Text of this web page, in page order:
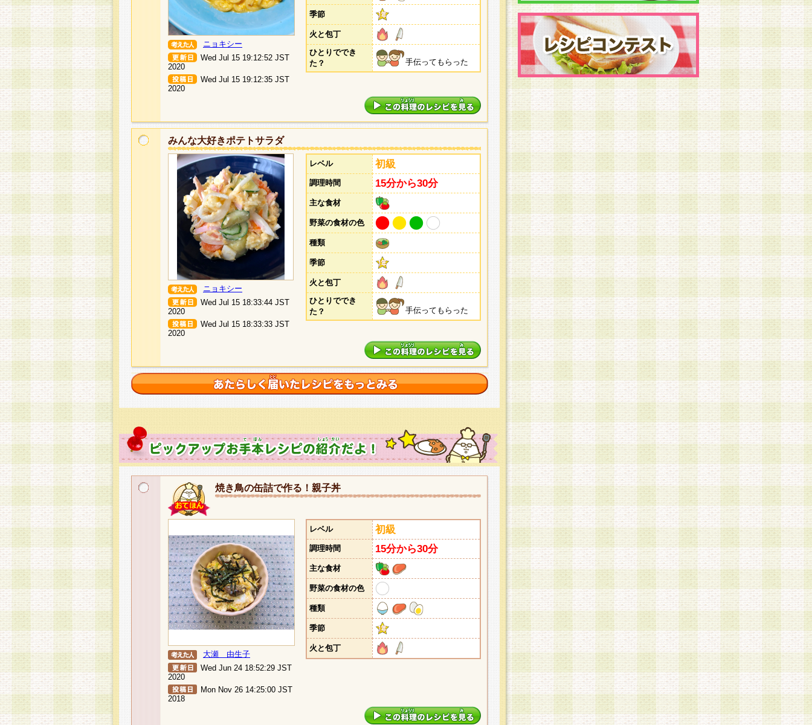
ニョキシー
Wed Jul 15 19:12:52 JST
2020
Wed Jul 15 19:12:35 JST
2020
季節
火と包丁
ひとりででき
た？
手伝ってもらった
みんな大好きポテトサラダ
ニョキシー
Wed Jul 15 18:33:44 JST
2020
Wed Jul 15 18:33:33 JST
2020
レベル 初級
調理時間 15分から30分
主な食材
野菜の食材の色
種類
季節
火と包丁
ひとりででき
た？
手伝ってもらった
焼き鳥の缶詰で作る！親子丼
大瀬 由生子
Wed Jun 24 18:52:29 JST
2020
Mon Nov 26 14:25:00 JST
2018
レベル 初級
調理時間 15分から30分
主な食材
野菜の食材の色
種類
季節
火と包丁